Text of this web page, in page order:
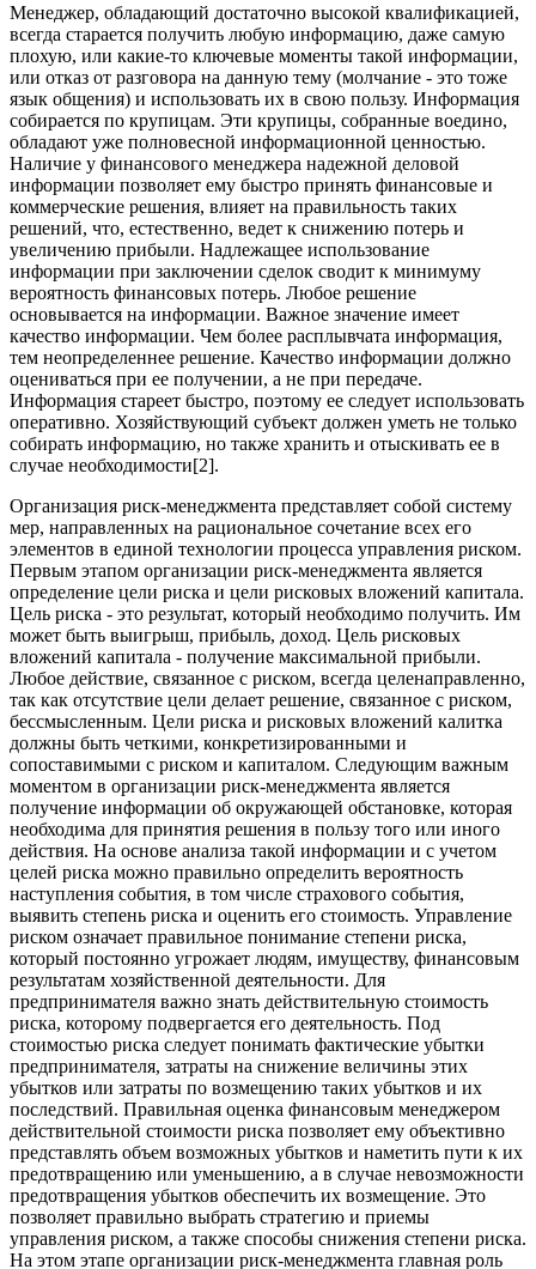
Менеджер, обладающий достаточно высокой квалификацией,
всегда старается получить любую информацию, даже самую
плохую, или какие-то ключевые моменты такой информации,
или отказ от разговора на данную тему (молчание - это тоже
язык общения) и использовать их в свою пользу. Информация
собирается по крупицам. Эти крупицы, собранные воедино,
обладают уже полновесной информационной ценностью.
Наличие у финансового менеджера надежной деловой
информации позволяет ему быстро принять финансовые и
коммерческие решения, влияет на правильность таких
решений, что, естественно, ведет к снижению потерь и
увеличению прибыли. Надлежащее использование
информации при заключении сделок сводит к минимуму
вероятность финансовых потерь. Любое решение
основывается на информации. Важное значение имеет
качество информации. Чем более расплывчата информация,
тем неопределеннее решение. Качество информации должно
оцениваться при ее получении, а не при передаче.
Информация стареет быстро, поэтому ее следует использовать
оперативно. Хозяйствующий субъект должен уметь не только
собирать информацию, но также хранить и отыскивать ее в
случае необходимости[2].
Организация риск-менеджмента представляет собой систему
мер, направленных на рациональное сочетание всех его
элементов в единой технологии процесса управления риском.
Первым этапом организации риск-менеджмента является
определение цели риска и цели рисковых вложений капитала.
Цель риска - это результат, который необходимо получить. Им
может быть выигрыш, прибыль, доход. Цель рисковых
вложений капитала - получение максимальной прибыли.
Любое действие, связанное с риском, всегда целенаправленно,
так как отсутствие цели делает решение, связанное с риском,
бессмысленным. Цели риска и рисковых вложений калитка
должны быть четкими, конкретизированными и
сопоставимыми с риском и капиталом. Следующим важным
моментом в организации риск-менеджмента является
получение информации об окружающей обстановке, которая
необходима для принятия решения в пользу того или иного
действия. На основе анализа такой информации и с учетом
целей риска можно правильно определить вероятность
наступления события, в том числе страхового события,
выявить степень риска и оценить его стоимость. Управление
риском означает правильное понимание степени риска,
который постоянно угрожает людям, имуществу, финансовым
результатам хозяйственной деятельности. Для
предпринимателя важно знать действительную стоимость
риска, которому подвергается его деятельность. Под
стоимостью риска следует понимать фактические убытки
предпринимателя, затраты на снижение величины этих
убытков или затраты по возмещению таких убытков и их
последствий. Правильная оценка финансовым менеджером
действительной стоимости риска позволяет ему объективно
представлять объем возможных убытков и наметить пути к их
предотвращению или уменьшению, а в случае невозможности
предотвращения убытков обеспечить их возмещение. Это
позволяет правильно выбрать стратегию и приемы
управления риском, а также способы снижения степени риска.
На этом этапе организации риск-менеджмента главная роль